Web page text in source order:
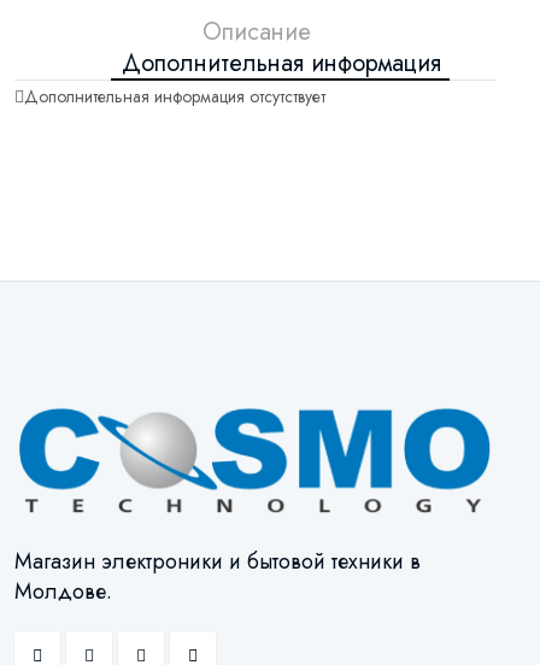
Описание
Дополнительная информация
Дополнительная информация отсутствует
Магазин электроники и бытовой техники в
Молдове.